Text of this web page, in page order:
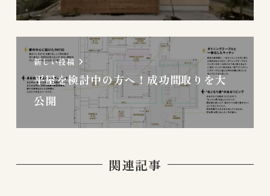
新しい投稿
平屋を検討中の方へ！成功間取りを大
公開
関連記事